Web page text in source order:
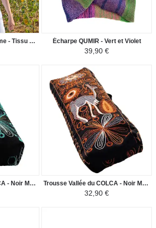
Chemise Col Mao Homme - Tissu Traditionnel Andin Coloré Écharpe QUMIR - Vert et Violet
39,90 €
Trousse Vallée du COLCA - Noir Motif Oiseaux des Andes Trousse Vallée du COLCA - Noir Motif Vigogne Sauvage
32,90 €